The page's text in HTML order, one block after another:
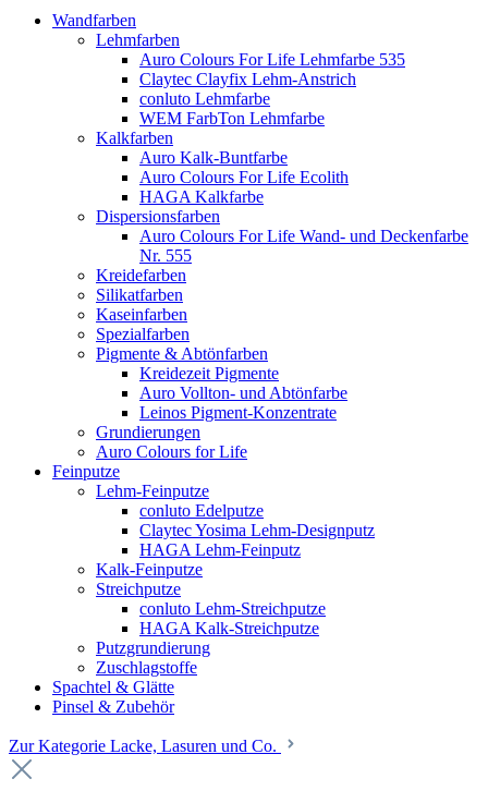
Wandfarben
Lehmfarben
Auro Colours For Life Lehmfarbe 535
Claytec Clayfix Lehm-Anstrich
conluto Lehmfarbe
WEM FarbTon Lehmfarbe
Kalkfarben
Auro Kalk-Buntfarbe
Auro Colours For Life Ecolith
HAGA Kalkfarbe
Dispersionsfarben
Auro Colours For Life Wand- und Deckenfarbe
Nr. 555
Kreidefarben
Silikatfarben
Kaseinfarben
Spezialfarben
Pigmente & Abtönfarben
Kreidezeit Pigmente
Auro Vollton- und Abtönfarbe
Leinos Pigment-Konzentrate
Grundierungen
Auro Colours for Life
Feinputze
Lehm-Feinputze
conluto Edelputze
Claytec Yosima Lehm-Designputz
HAGA Lehm-Feinputz
Kalk-Feinputze
Streichputze
conluto Lehm-Streichputze
HAGA Kalk-Streichputze
Putzgrundierung
Zuschlagstoffe
Spachtel & Glätte
Pinsel & Zubehör
Zur Kategorie Lacke, Lasuren und Co.